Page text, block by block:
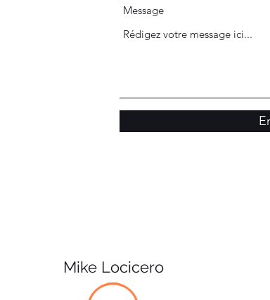
Message
Mike Locicero